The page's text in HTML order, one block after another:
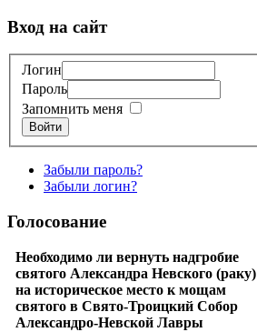
Вход на сайт
Логин
Пароль
Запомнить меня
Войти
Забыли пароль?
Забыли логин?
Голосование
Необходимо ли вернуть надгробие
святого Александра Невского (раку)
на историческое место к мощам
святого в Свято-Троицкий Собор
Александро-Невской Лавры